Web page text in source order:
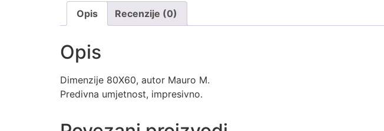
Opis Recenzije (0)
Opis
Dimenzije 80X60, autor Mauro M.
Predivna umjetnost, impresivno.